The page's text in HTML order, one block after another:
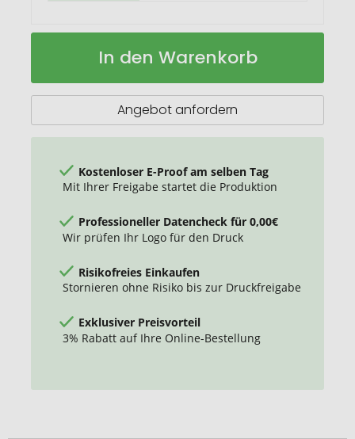
FLASMA
Lichtbogen-
Auf
In den Warenkorb
Angebot anfordern
Kostenloser E-Proof am selben Tag
Mit Ihrer Freigabe startet die Produktion
Professioneller Datencheck für 0,00€
Wir prüfen Ihr Logo für den Druck
Risikofreies Einkaufen
Stornieren ohne Risiko bis zur Druckfreigabe
Exklusiver Preisvorteil
3% Rabatt auf Ihre Online-Bestellung